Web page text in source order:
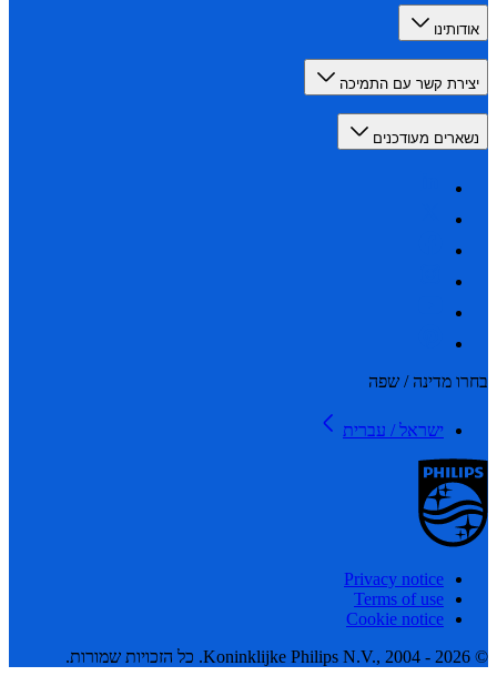
קשר עם התמיכה
מעודכנים
מדינה / שפה
ישראל / עברית
Privacy notice
Terms of use
Cookie notice